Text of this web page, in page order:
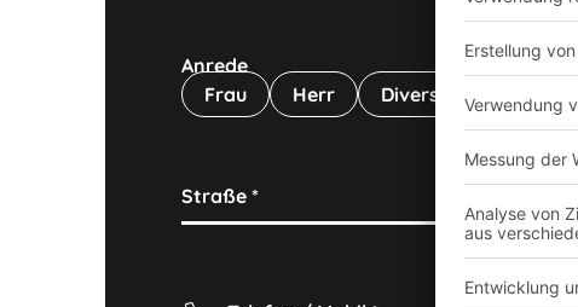
Anrede
Frau
Herr Divers
Straße *